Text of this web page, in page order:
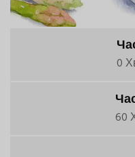
0
60